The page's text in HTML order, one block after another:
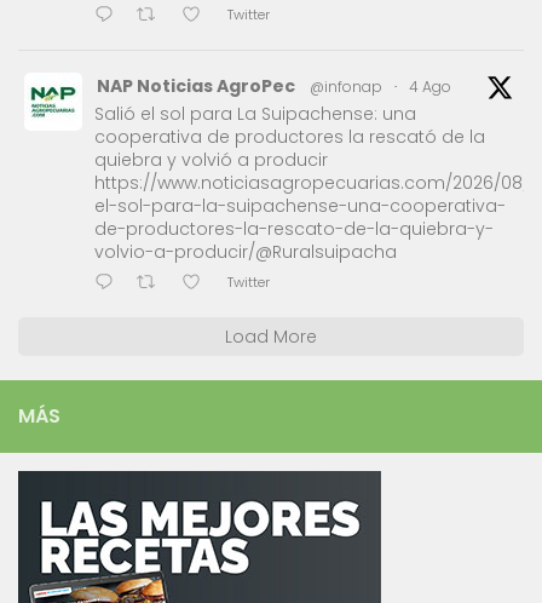
Twitter
NAP Noticias AgroPec @infonap · 4 Ago
Salió el sol para La Suipachense: una
cooperativa de productores la rescató de la
quiebra y volvió a producir
https://www.noticiasagropecuarias.com/2026/08/
el-sol-para-la-suipachense-una-cooperativa-
de-productores-la-rescato-de-la-quiebra-y-
volvio-a-producir/@Ruralsuipacha
Twitter
Load More
MÁS